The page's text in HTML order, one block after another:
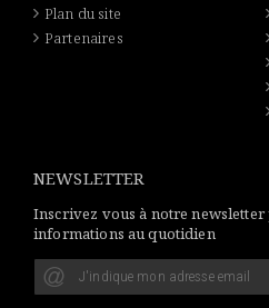
Plan du site
Partenaires
NEWSLETTER
Inscrivez vous à notre
informations au quotidien